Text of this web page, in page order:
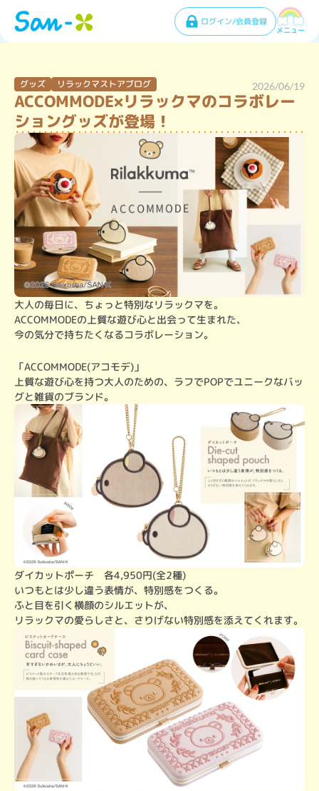
ログイン/会員登録
メニュー
グッズ リラックマストアブログ 2026/06/19
ACCOMMODE×リラックマのコラボレー
ショングッズが登場！
大人の毎日に、ちょっと特別なリラックマを。
ACCOMMODEの上質な遊び心と出会って生まれた、
今の気分で持ちたくなるコラボレーション。
「ACCOMMODE(アコモデ)」
上質な遊び心を持つ大人のための、ラフでPOPでユニークなバッ
グと雑貨のブランド。
ダイカットポーチ　各4,950円(全2種)
いつもとは少し違う表情が、特別感をつくる。
ふと目を引く横顔のシルエットが、
リラックマの愛らしさと、さりげない特別感を添えてくれます。